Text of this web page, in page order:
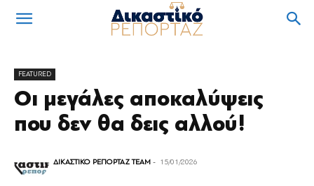
FEATURED
Οι μεγάλες αποκαλύψεις
που δεν θα δεις αλλού!
ΔΙΚΑΣΤΙΚΟ ΡΕΠΟΡΤΑΖ TEAM - 15/01/2026